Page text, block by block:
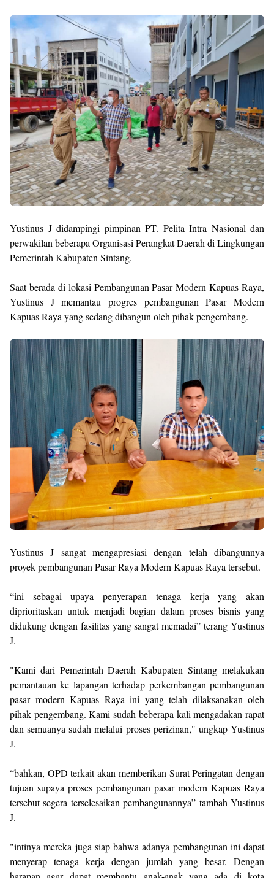
Yustinus J didampingi pimpinan PT. Pelita Intra Nasional dan
perwakilan beberapa Organisasi Perangkat Daerah di Lingkungan
Pemerintah Kabupaten Sintang.
Saat berada di lokasi Pembangunan Pasar Modern Kapuas Raya,
Yustinus J memantau progres pembangunan Pasar Modern
Kapuas Raya yang sedang dibangun oleh pihak pengembang.
Yustinus J sangat mengapresiasi dengan telah dibangunnya
proyek pembangunan Pasar Raya Modern Kapuas Raya tersebut.
“ini sebagai upaya penyerapan tenaga kerja yang akan
diprioritaskan untuk menjadi bagian dalam proses bisnis yang
didukung dengan fasilitas yang sangat memadai” terang Yustinus
J.
"Kami dari Pemerintah Daerah Kabupaten Sintang melakukan
pemantauan ke lapangan terhadap perkembangan pembangunan
pasar modern Kapuas Raya ini yang telah dilaksanakan oleh
pihak pengembang. Kami sudah beberapa kali mengadakan rapat
dan semuanya sudah melalui proses perizinan," ungkap Yustinus
J.
“bahkan, OPD terkait akan memberikan Surat Peringatan dengan
tujuan supaya proses pembangunan pasar modern Kapuas Raya
tersebut segera terselesaikan pembangunannya” tambah Yustinus
J.
"intinya mereka juga siap bahwa adanya pembangunan ini dapat
menyerap tenaga kerja dengan jumlah yang besar. Dengan